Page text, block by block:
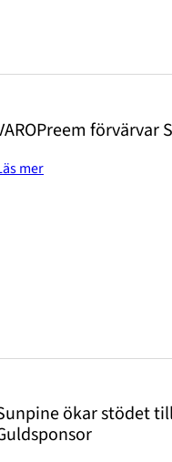
förvärvar
mer
ökar stödet